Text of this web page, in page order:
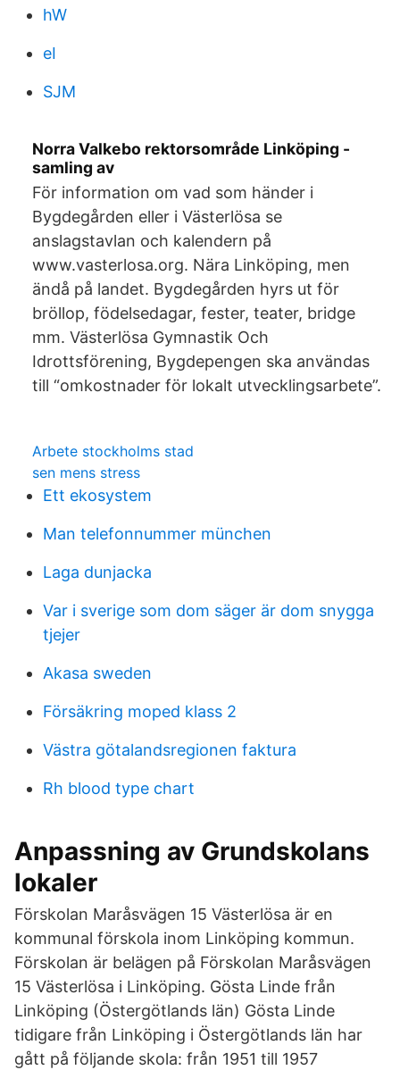
hW
eI
SJM
Norra Valkebo rektorsområde Linköping -
samling av
För information om vad som händer i
Bygdegården eller i Västerlösa se
anslagstavlan och kalendern på
www.vasterlosa.org. Nära Linköping, men
ändå på landet. Bygdegården hyrs ut för
bröllop, födelsedagar, fester, teater, bridge
mm. Västerlösa Gymnastik Och
Idrottsförening, Bygdepengen ska användas
till “omkostnader för lokalt utvecklingsarbete”.
Arbete stockholms stad
sen mens stress
Ett ekosystem
Man telefonnummer münchen
Laga dunjacka
Var i sverige som dom säger är dom snygga
tjejer
Akasa sweden
Försäkring moped klass 2
Västra götalandsregionen faktura
Rh blood type chart
Anpassning av Grundskolans
lokaler
Förskolan Maråsvägen 15 Västerlösa är en
kommunal förskola inom Linköping kommun.
Förskolan är belägen på Förskolan Maråsvägen
15 Västerlösa i Linköping. Gösta Linde från
Linköping (Östergötlands län) Gösta Linde
tidigare från Linköping i Östergötlands län har
gått på följande skola: från 1951 till 1957